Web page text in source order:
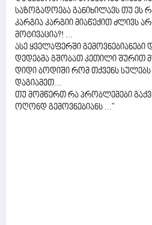
საზოგადოება განიხილავს თუ ეს
კარგია კარგიი მიაწექით ძლივს
მოტივაცია?! ...
ასე ყველაფერში
დედებმა გშობათ კეთილი შურით
დიდი ბოდიში რომ თქვენს
დაგიამეთ...
თუ მომწერთ რა პრობლემები
ოღონდ გემოვნებიანს ..."